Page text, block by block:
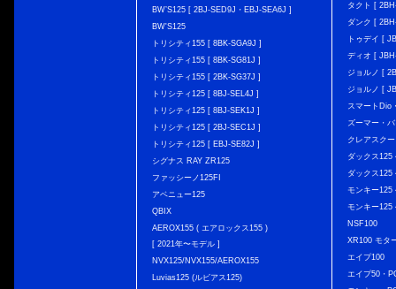
BW’S125 [ 2BJ-SED9J・EBJ-SEA6J ]
BW'S125
トリシティ155 [ 8BK-SGA9J ]
トリシティ155 [ 8BK-SG81J ]
トリシティ155 [ 2BK-SG37J ]
トリシティ125 [ 8BJ-SEL4J ]
トリシティ125 [ 8BJ-SEK1J ]
トリシティ125 [ 2BJ-SEC1J ]
トリシティ125 [ EBJ-SE82J ]
シグナス RAY ZR125
ファッシーノ125FI
アベニュー125
QBIX
AEROX155 ( エアロックス155 )
[ 2021年〜モデル ]
NVX125/NVX155/AEROX155
Luvias125 (ルビアス125)
タクト [
ダンク [
トゥデイ [
ディオ [
ジョルノ [
ジョルノ [
スマートDio
ズーマー・
クレアスク
ダックス
ダックス
モンキー
モンキー125
NSF100
XR100 モタ
エイプ100
エイプ50・